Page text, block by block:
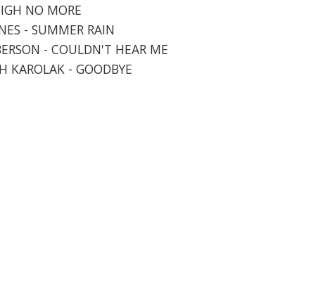
NO MORE
- SUMMER RAIN
- COULDN'T HEAR ME
KAROLAK - GOODBYE